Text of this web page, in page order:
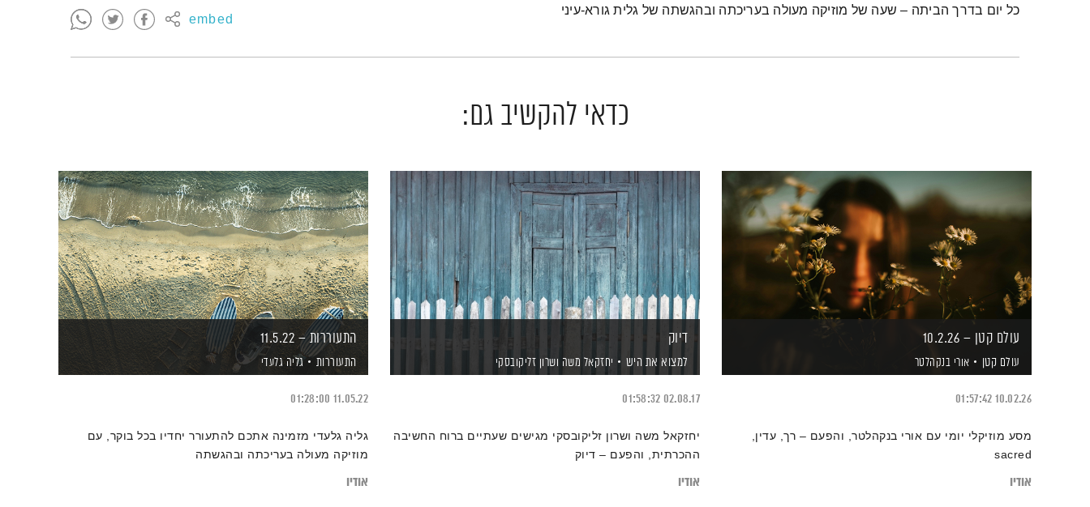
embed תמצית הפודקאסט
כל יום בדרך הביתה – שעה של מוזיקה מעולה בעריכתה ובהגשתה של גלית גורא-עיני
כדאי להקשיב גם:
עולם קטן – 10.2.26
עולם קטן אורי בנקהלטר
10.02.26
01:57:42
מסע מוזיקלי יומי עם אורי בנקהלטר, והפעם – רך, עדין,
sacred
אודיו
דיוק
למצוא את היש יחזקאל משה ושרון זליקובסקי
02.08.17
01:58:32
יחזקאל משה ושרון זליקובסקי מגישים שעתיים ברוח החשיבה
ההכרתית, והפעם – דיוק
אודיו
התעוררות – 11.5.22
התעוררות גליה גלעדי
11.05.22
01:28:00
גליה גלעדי מזמינה אתכם להתעורר יחדיו בכל בוקר, עם
מוזיקה מעולה בעריכתה ובהגשתה
אודיו